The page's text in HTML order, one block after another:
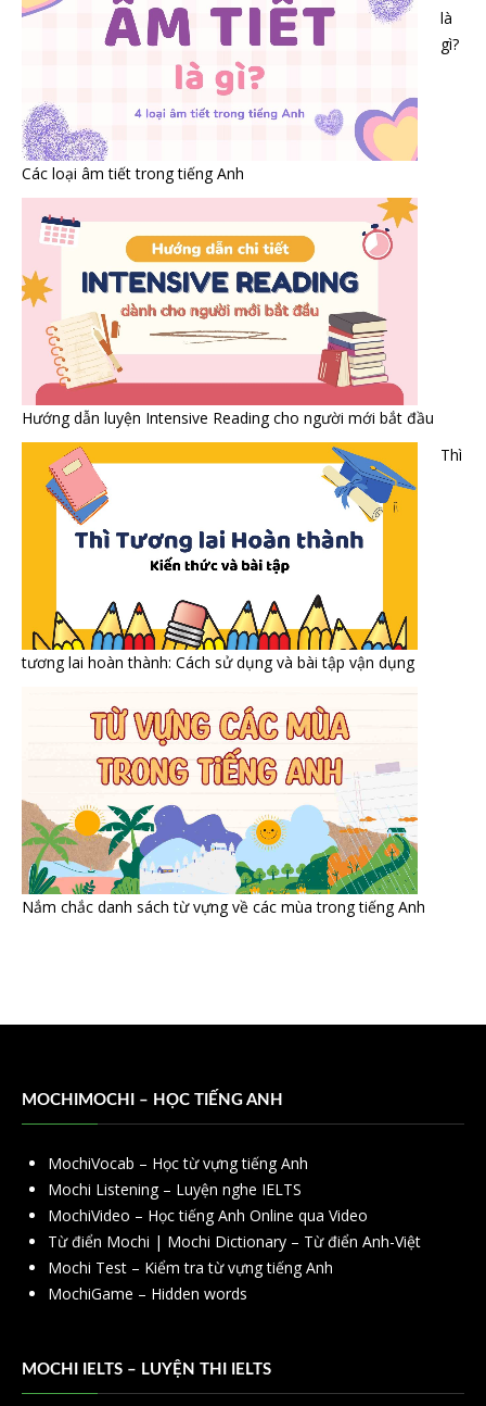
là
gì?
Các loại âm tiết trong tiếng Anh
Hướng dẫn luyện Intensive Reading cho người mới bắt đầu
Thì
tương lai hoàn thành: Cách sử dụng và bài tập vận dụng
Nắm chắc danh sách từ vựng về các mùa trong tiếng Anh
MOCHIMOCHI – HỌC TIẾNG ANH
MochiVocab – Học từ vựng tiếng Anh
Mochi Listening – Luyện nghe IELTS
MochiVideo – Học tiếng Anh Online qua Video
Từ điển Mochi | Mochi Dictionary – Từ điển Anh-Việt
Mochi Test – Kiểm tra từ vựng tiếng Anh
MochiGame – Hidden words
MOCHI IELTS – LUYỆN THI IELTS